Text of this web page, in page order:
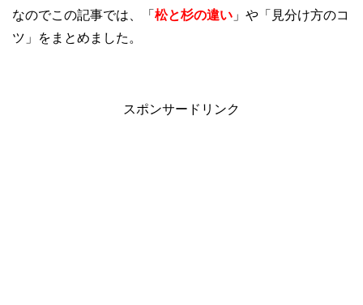
なのでこの記事では、「 松と杉の違い 」や「見分け方のコ
ツ」をまとめました。
スポンサードリンク